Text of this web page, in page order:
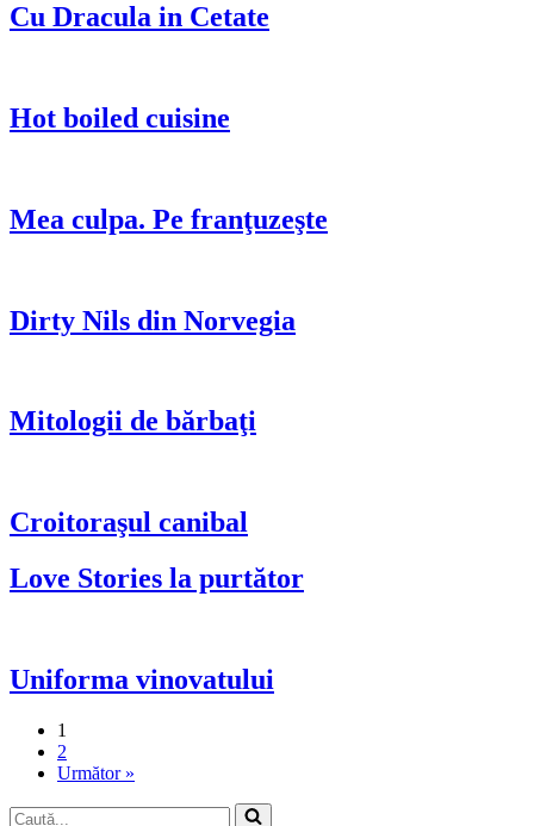
Cu Dracula in Cetate
Hot boiled cuisine
Mea culpa. Pe franţuzeşte
Dirty Nils din Norvegia
Mitologii de bărbaţi
Croitoraşul canibal
Love Stories la purtător
Uniforma vinovatului
1
2
Următor »
Caută...